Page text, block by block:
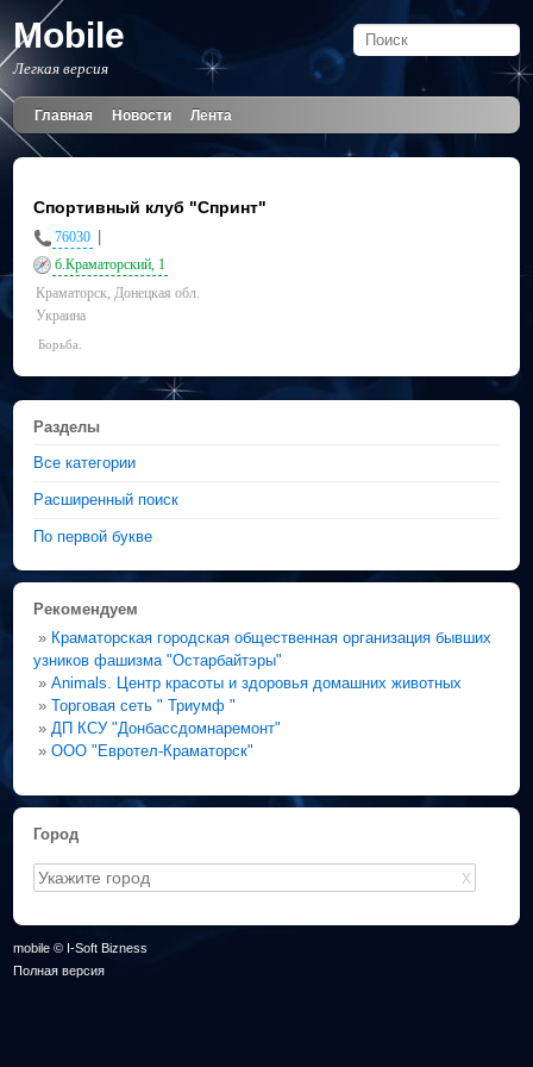
Mobile
Легкая версия
Главная Новости Лента
Спортивный клуб "Спринт"
76030
б.Краматорский, 1
Краматорск, Донецкая обл.
Украина
Борьба.
Разделы
Все категории
Расширенный поиск
По первой букве
Рекомендуем
» Краматорская городская общественная организация бывших
узников фашизма "Остарбайтэры"
»Animals. Центр красоты и здоровья домашних животных
»Торговая сеть " Триумф "
» ДП КСУ "Донбассдомнаремонт"
»ООО "Евротел-Краматорск"
Город
X
mobile © I-Soft Bizness
Полная версия